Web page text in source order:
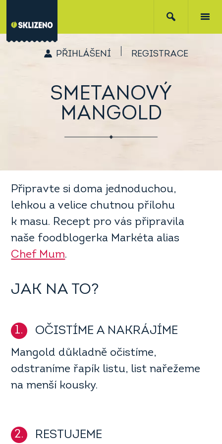
PŘIHLÁŠENÍ REGISTRACE
SMETANOVÝ
MANGOLD
Připravte si doma jednoduchou,
lehkou a velice chutnou přílohu
k masu. Recept pro vás připravila
naše foodblogerka Markéta alias
Chef Mum.
JAK NA TO?
1. OČISTÍME A NAKRÁJÍME
Mangold důkladně očistíme,
odstraníme řapík listu, list nařežeme
na menší kousky.
2. RESTUJEME